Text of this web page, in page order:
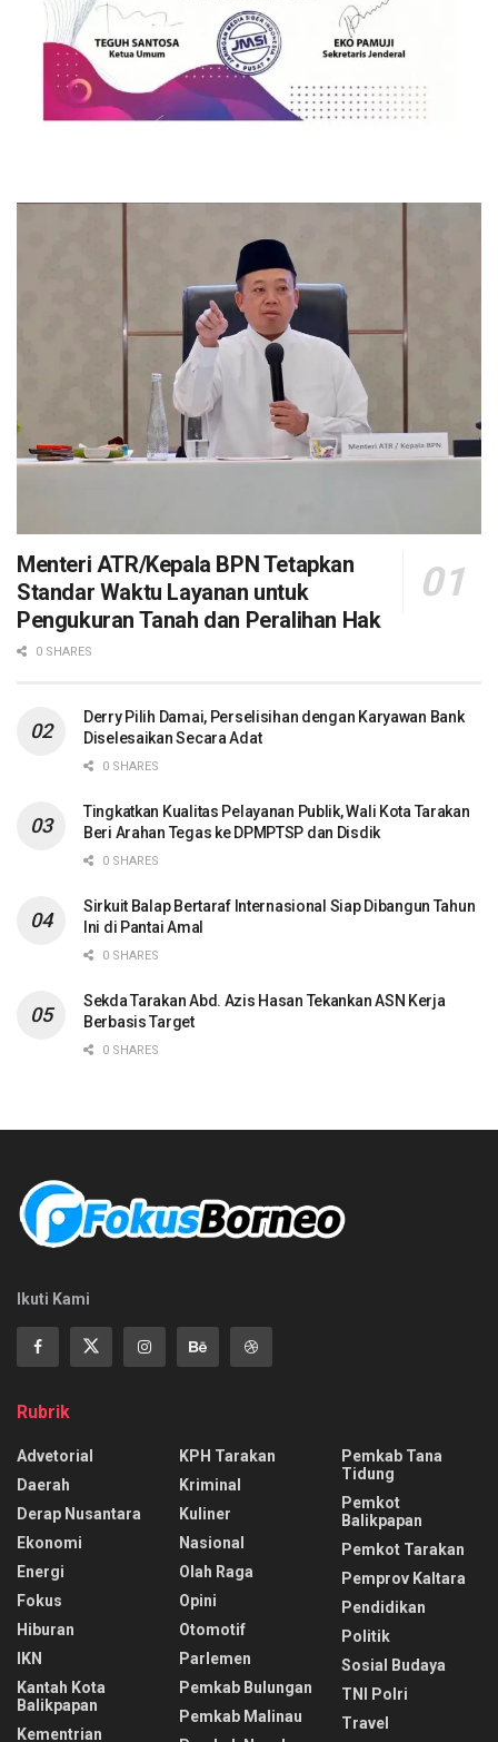
Menteri ATR/Kepala BPN Tetapkan
Standar Waktu Layanan untuk
Pengukuran Tanah dan Peralihan Hak
0 SHARES
Derry Pilih Damai, Perselisihan dengan Karyawan Bank
Diselesaikan Secara Adat
0 SHARES
Tingkatkan Kualitas Pelayanan Publik, Wali Kota Tarakan
Beri Arahan Tegas ke DPMPTSP dan Disdik
0 SHARES
Sirkuit Balap Bertaraf Internasional Siap Dibangun Tahun
Ini di Pantai Amal
0 SHARES
Sekda Tarakan Abd. Azis Hasan Tekankan ASN Kerja
Berbasis Target
0 SHARES
Ikuti Kami
Rubrik
Advetorial
Daerah
Derap Nusantara
Ekonomi
Energi
Fokus
Hiburan
IKN
Kantah Kota
Balikpapan
Kementrian
KPH Tarakan
Kriminal
Kuliner
Nasional
Olah Raga
Opini
Otomotif
Parlemen
Pemkab Bulungan
Pemkab Malinau
Pemkab Tana
Tidung
Pemkot
Balikpapan
Pemkot Tarakan
Pemprov Kaltara
Pendidikan
Politik
Sosial Budaya
TNI Polri
Travel